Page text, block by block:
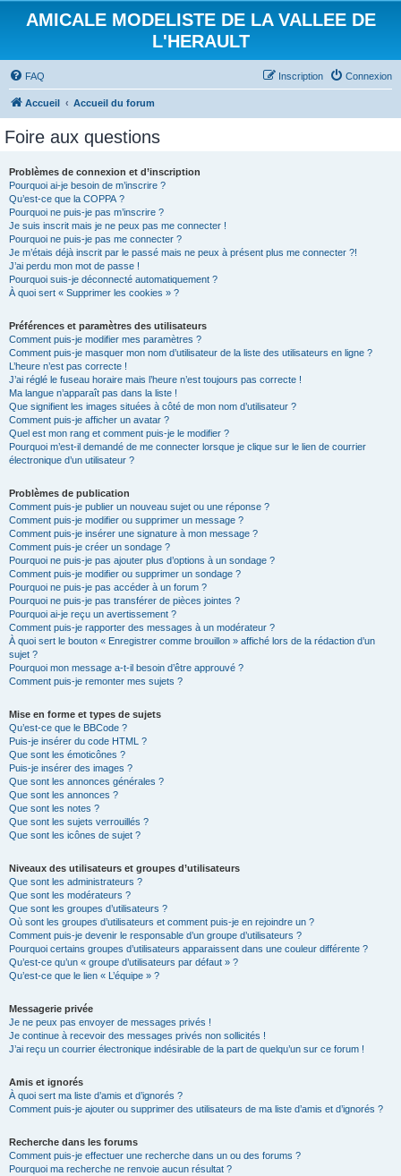
AMICALE MODELISTE DE LA VALLEE DE
L'HERAULT
FAQ Connexion
Inscription
Accueil Accueil du forum
Foire aux questions
Problèmes de connexion et d’inscription
Pourquoi ai-je besoin de m’inscrire ?
Qu’est-ce que la COPPA ?
Pourquoi ne puis-je pas m’inscrire ?
Je suis inscrit mais je ne peux pas me connecter !
Pourquoi ne puis-je pas me connecter ?
Je m’étais déjà inscrit par le passé mais ne peux à présent plus me connecter ?!
J’ai perdu mon mot de passe !
Pourquoi suis-je déconnecté automatiquement ?
À quoi sert « Supprimer les cookies » ?
Préférences et paramètres des utilisateurs
Comment puis-je modifier mes paramètres ?
Comment puis-je masquer mon nom d’utilisateur de la liste des utilisateurs en ligne ?
L’heure n’est pas correcte !
J’ai réglé le fuseau horaire mais l’heure n’est toujours pas correcte !
Ma langue n’apparaît pas dans la liste !
Que signifient les images situées à côté de mon nom d’utilisateur ?
Comment puis-je afficher un avatar ?
Quel est mon rang et comment puis-je le modifier ?
Pourquoi m’est-il demandé de me connecter lorsque je clique sur le lien de courrier
électronique d’un utilisateur ?
Problèmes de publication
Comment puis-je publier un nouveau sujet ou une réponse ?
Comment puis-je modifier ou supprimer un message ?
Comment puis-je insérer une signature à mon message ?
Comment puis-je créer un sondage ?
Pourquoi ne puis-je pas ajouter plus d’options à un sondage ?
Comment puis-je modifier ou supprimer un sondage ?
Pourquoi ne puis-je pas accéder à un forum ?
Pourquoi ne puis-je pas transférer de pièces jointes ?
Pourquoi ai-je reçu un avertissement ?
Comment puis-je rapporter des messages à un modérateur ?
À quoi sert le bouton « Enregistrer comme brouillon » affiché lors de la rédaction d’un
sujet ?
Pourquoi mon message a-t-il besoin d’être approuvé ?
Comment puis-je remonter mes sujets ?
Mise en forme et types de sujets
Qu’est-ce que le BBCode ?
Puis-je insérer du code HTML ?
Que sont les émoticônes ?
Puis-je insérer des images ?
Que sont les annonces générales ?
Que sont les annonces ?
Que sont les notes ?
Que sont les sujets verrouillés ?
Que sont les icônes de sujet ?
Niveaux des utilisateurs et groupes d’utilisateurs
Que sont les administrateurs ?
Que sont les modérateurs ?
Que sont les groupes d’utilisateurs ?
Où sont les groupes d’utilisateurs et comment puis-je en rejoindre un ?
Comment puis-je devenir le responsable d’un groupe d’utilisateurs ?
Pourquoi certains groupes d’utilisateurs apparaissent dans une couleur différente ?
Qu’est-ce qu’un « groupe d’utilisateurs par défaut » ?
Qu’est-ce que le lien « L’équipe » ?
Messagerie privée
Je ne peux pas envoyer de messages privés !
Je continue à recevoir des messages privés non sollicités !
J’ai reçu un courrier électronique indésirable de la part de quelqu’un sur ce forum !
Amis et ignorés
À quoi sert ma liste d’amis et d’ignorés ?
Comment puis-je ajouter ou supprimer des utilisateurs de ma liste d’amis et d’ignorés ?
Recherche dans les forums
Comment puis-je effectuer une recherche dans un ou des forums ?
Pourquoi ma recherche ne renvoie aucun résultat ?